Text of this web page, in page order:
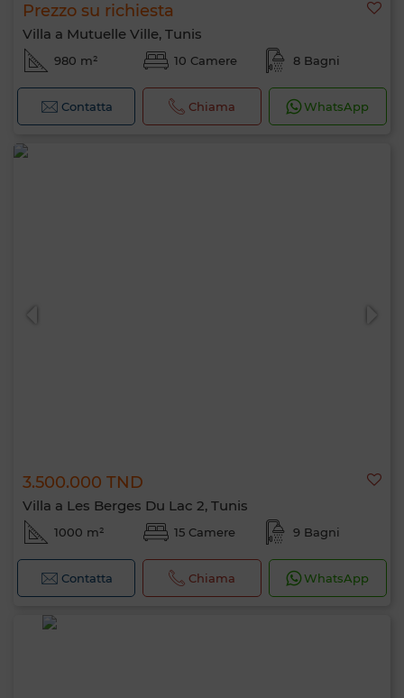
Prezzo su richiesta
Villa a Mutuelle Ville, Tunis
980 m² 10 Camere 8 Bagni
Contatta Chiama WhatsApp
3.500.000 TND
Villa a Les Berges Du Lac 2, Tunis
1000 m² 15 Camere 9 Bagni
Contatta Chiama WhatsApp